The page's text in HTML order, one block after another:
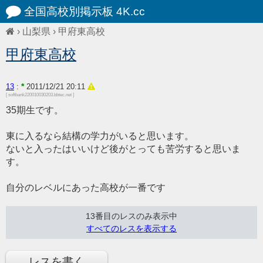
全国高校別掲示板 4K.cc
› 山梨県 › 甲府東高校
甲府東高校
13 : * 2011/12/21 20:11
[ softbank220010030203.bbtec.net ]
35期生です。
東に入るなら結構の学力がいると思います。
ないと入ったはいいけど後がとっても苦労すると思いま
す。
自分のレベルにあった高校が一番です
13番目のレスのみ表示中
すべてのレスを表示する